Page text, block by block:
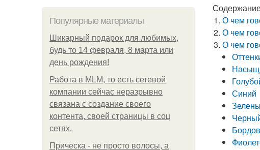
Популярные материалы
Шикарный подарок для любимых,
будь то 14 февраля, 8 марта или
день рождения!
Работа в MLM, то есть сетевой
компании сейчас неразрывно
связана с создание своего
контента, своей страницы в соц
сетях.
Прическа - не просто волосы, а
О чем
О чем
О чем
Синий